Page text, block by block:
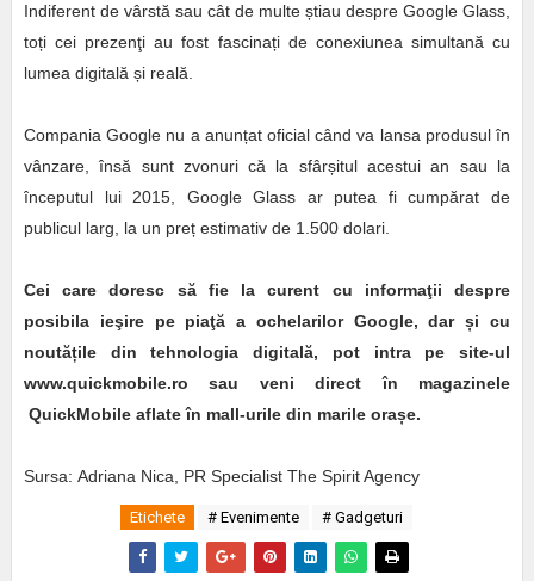
Indiferent de vârstă sau cât de multeștiau despre Google Glass,
toți cei prezenţi au fost fascinați de conexiunea simultană cu
lumea digitală și reală.
Compania Google nu a anunțat oficial când va lansa produsul în
vânzare, însă sunt zvonuri că la sfârșitul acestui an sau la
începutul lui 2015, Google Glass ar putea fi cumpărat de
publicul larg, la un prețestimativ de 1.500 dolari.
Cei care doresc să fie la curent cu informaţii despre
posibila ieşire pe piaţă a ochelarilor Google, darși cu
noutățile din tehnologia digitală, pot intra pe site-ul
www.quickmobile.ro sau veni direct în magazinele
QuickMobile aflate în mall-urile din marile orașe.
Sursa: Adriana Nica, PR Specialist The Spirit Agency
Etichete # Evenimente # Gadgeturi